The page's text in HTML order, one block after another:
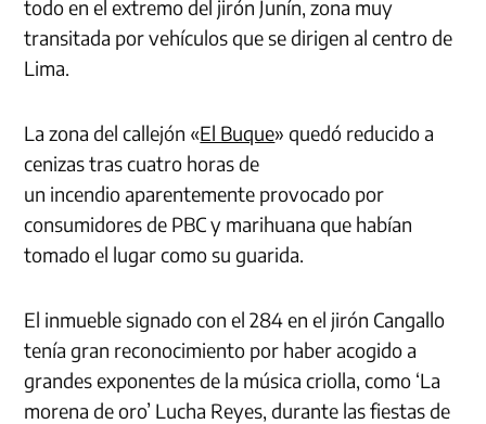
todo en el extremo del jirón Junín, zona muy
transitada por vehículos que se dirigen al centro de
Lima.
La zona del callejón «El Buque» quedó reducido a
cenizas tras cuatro horas de
un incendio aparentemente provocado por
consumidores de PBC y marihuana que habían
tomado el lugar como su guarida.
El inmueble signado con el 284 en el jirón Cangallo
tenía gran reconocimiento por haber acogido a
grandes exponentes de la música criolla, como ‘La
morena de oro’ Lucha Reyes, durante las fiestas de